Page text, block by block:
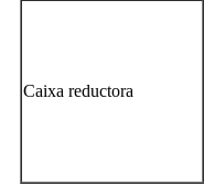
Caixa reductora